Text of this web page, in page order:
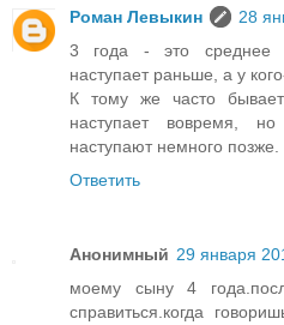
Роман Левыкин
28
3 года - это среднее
наступает раньше, а у
К тому же часто
наступает вовремя,
наступают немного позже.
Ответить
Анонимный 29 января
моему сыну 4
справиться.когда